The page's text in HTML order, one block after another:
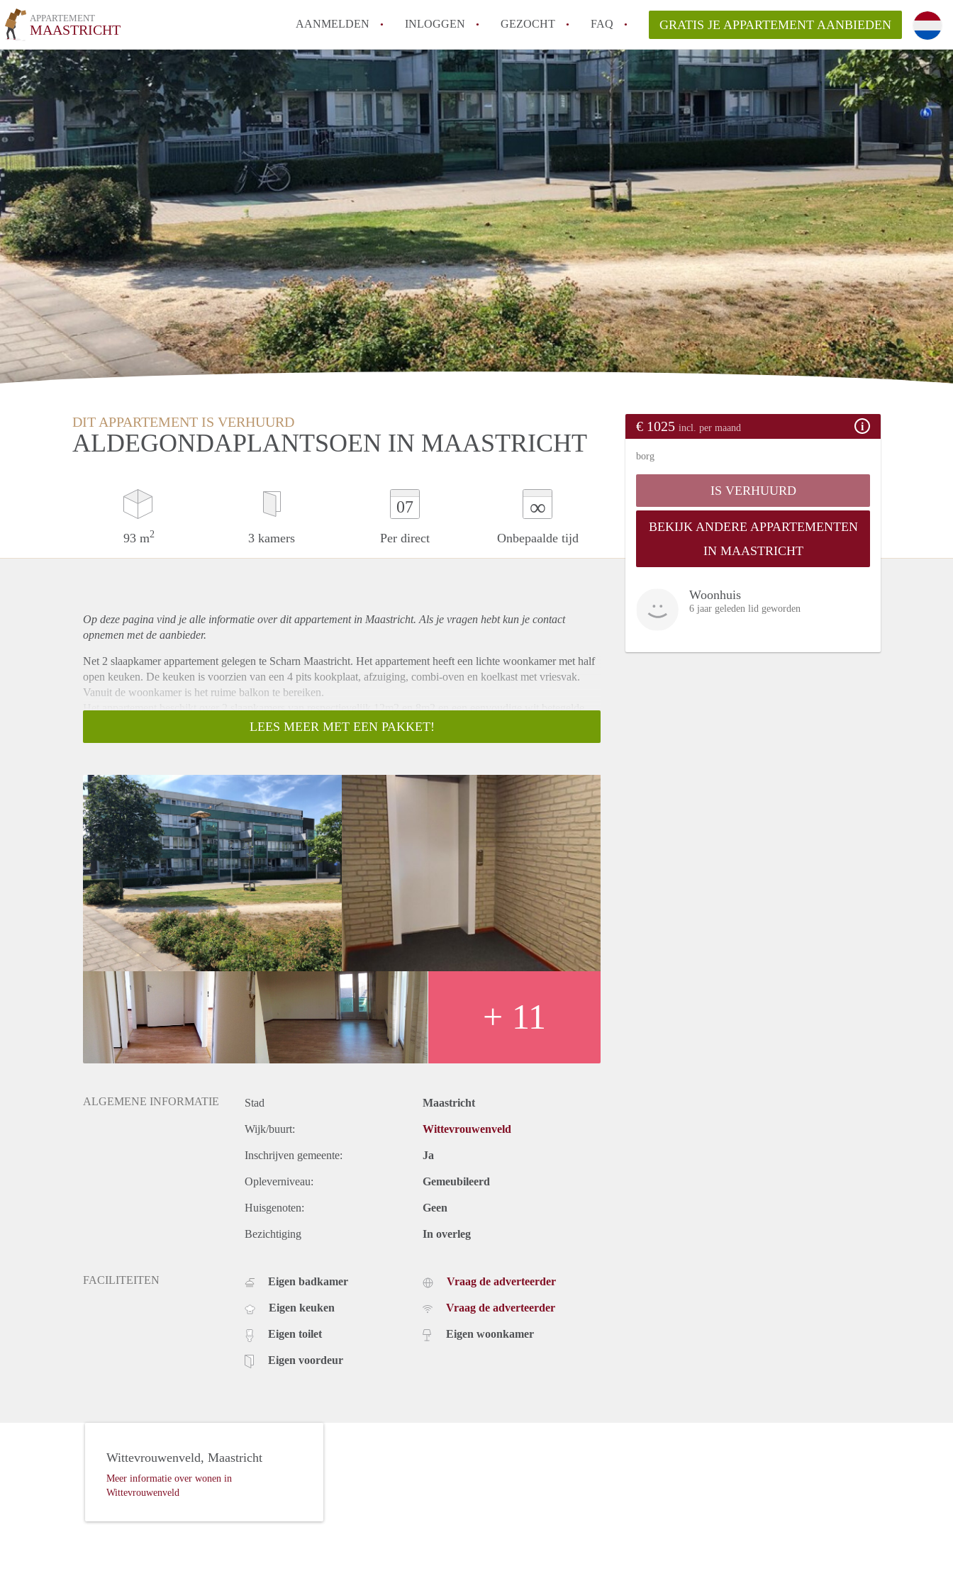
APPARTEMENT
MAASTRICHT AANMELDEN INLOGGEN GEZOCHT FAQ
How to translate AppartementMaastricht!
Wat is AppartementMaastricht?
Hoeveel kost het om te reageren op een Appartement in Maastricht?
Wat is de privacyverklaring van AppartementMaastricht?
Berekent AppartementMaastricht
makelaarsvergoeding/bemiddelingsvergoeding?
Alle veelgestelde vragen
GRATIS JE APPARTEMENT AANBIEDEN
DIT APPARTEMENT IS VERHUURD
ALDEGONDAPLANTSOEN IN MAASTRICHT
93 m2 3 kamers
07
Per direct
∞
Onbepaalde tijd
€ 1025 incl. per maand
borg
IS VERHUURD
BEKIJK ANDERE APPARTEMENTEN
IN MAASTRICHT
Woonhuis
6 jaar geleden lid geworden
Op deze pagina vind je alle informatie over ditappartementin Maastricht. Als je vragen hebt kun je contact
opnemen met de aanbieder.
Net 2 slaapkamer appartement gelegen te Scharn Maastricht. Het appartement heeft een lichte woonkamer met half
open keuken. De keuken is voorzien van een 4 pits kookplaat, afzuiging, combi-oven en koelkast met vriesvak.
Vanuit de woonkamer is het ruime balkon te bereiken.
Het appartement beschikt over 2 slaapkamers van respectievelijk 12m2 en 8m2 en een eenvoudige wit betegelde
Vanuit de hal is eveneens het separaat toilet als ook de berging met de wasmachine aansluiting te bereiken.
In de directe omgeving zijn winkels en openbaar vervoer aanwezig. Maastricht centrum is 7 minuten met de fiets.
Bijzonderheden:
- Verfwerk in de woning is verouderd en dient door de nieuwe huurder te worden gedaan.
Huurgegevens:
- de huurprijs bedraagt incl. servicekosten en parkeerplaats en excl. G/W/E bedraagt € 1025,- per maand;
- de waarborgsom bedraagt € 1500,-
- gezien de medebewoners in het complex is dit appartement uitsluitend geschikt voor personen van minimaal 50
jaar;
- huisdieren zijn in het complex helaas niet toegestaan:
LEES MEER MET EEN PAKKET!
+ 11
ALGEMENE INFORMATIE Stad Maastricht
Wijk/buurt: Wittevrouwenveld
Inschrijven gemeente: Ja
Opleverniveau: Gemeubileerd
Huisgenoten: Geen
Bezichtiging In overleg
FACILITEITEN Eigen badkamer
Eigen keuken
Eigen toilet
Eigen voordeur
Vraag de adverteerder
Vraag de adverteerder
Eigen woonkamer
Wittevrouwenveld, Maastricht
Meer informatie over wonen in
Wittevrouwenveld